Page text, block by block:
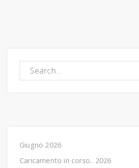
Caricamento in corso..:
Giugno 2026
Caricamento in corso.. 2026